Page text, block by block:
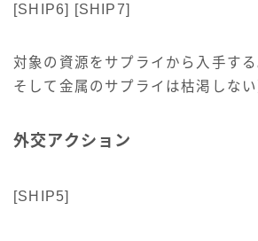
[SHIP6] [SHIP7]
対象の資源をサプライから入手す
そして金属のサプライは枯渇しない
外交アクション
[SHIP5]